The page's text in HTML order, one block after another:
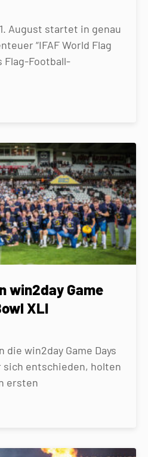
August startet in genau
“IFAF World Flag
Flag-Football-
win2day Game
XLI
die win2day Game Days
sich entschieden, holten
ersten